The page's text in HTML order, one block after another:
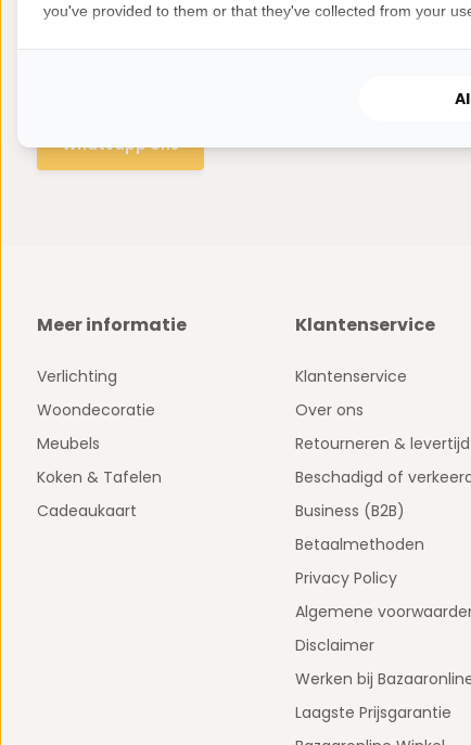
Hulp nodig?
Whatsapp ons
Meer informatie
Verlichting
Woondecoratie
Meubels
Koken & Tafelen
Cadeaukaart
Klantenservice
Klantenservice
Over ons
Retourneren & levertijd
Beschadigd of
Business (B2B)
Betaalmethoden
Privacy Policy
Algemene
Disclaimer
Werken bij
Laagste Prijsgarantie
you've provided to them or that they've collected from your